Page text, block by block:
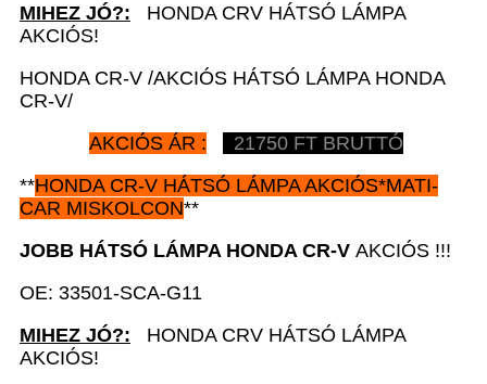
MIHEZ JÓ?: HONDA CRV HÁTSÓ LÁMPA
AKCIÓS!
HONDA CR-V /AKCIÓS HÁTSÓ LÁMPA HONDA
CR-V/
AKCIÓS ÁR :
21750 FT BRUTTÓ
**HONDA CR-V HÁTSÓ LÁMPA AKCIÓS*MATI-
CAR MISKOLCON**
JOBB HÁTSÓ LÁMPA HONDA CR-V AKCIÓS !!!
OE: 33501-SCA-G11
MIHEZ JÓ?: HONDA CRV HÁTSÓ LÁMPA
AKCIÓS!